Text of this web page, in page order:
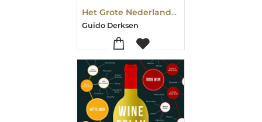
Het Grote Nederlandse Wijnwandelboek
Guido Derksen